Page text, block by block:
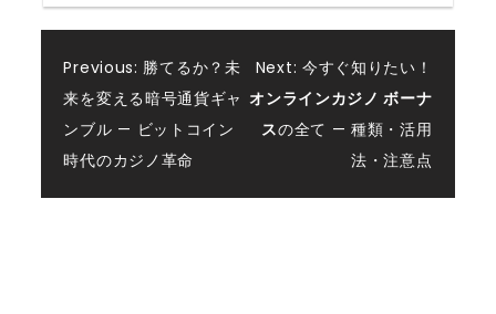
Post
navigation
Previous: 勝てるか？未
来を変える暗号通貨ギャ
ンブル — ビットコイン
時代のカジノ革命
Next: 今すぐ知りたい！
オンラインカジノ ボーナ
スの全て — 種類・活用
法・注意点